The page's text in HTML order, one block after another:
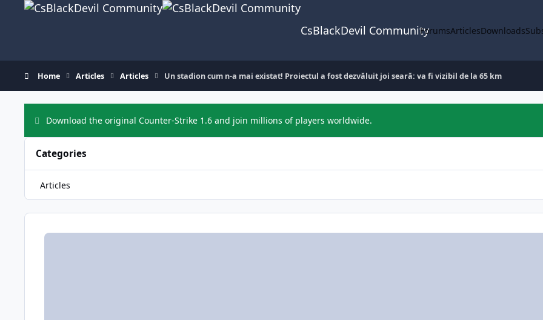
Skip to content
CsBlackDevil CommunityForumsArticlesDownloads
Home Articles Articles Un stadion cum n-a mai existat! Proiectul a fost dezvăluit joi seară: va fi vizibil de la 65 km
Download the original Counter-Strike 1.6 and join millions of players worldwide.
Categories
Articles